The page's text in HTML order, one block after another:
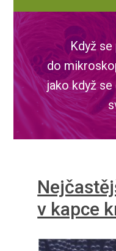
Když
do
jako když
v kapce